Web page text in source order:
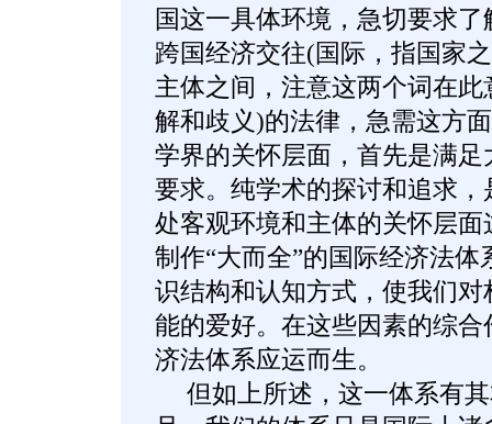
国这一具体环境，急切要求
跨国经济交往(国际，指国家
主体之间，注意这两个词在
解和歧义)的法律，急需这方
学界的关怀层面，首先是满
要求。纯学术的探讨和追求
处客观环境和主体的关怀层
制作“大而全”的国际经济法
识结构和认知方式，使我们对
能的爱好。在这些因素的综
济法体系应运而生。
但如上所述，这一体系有其